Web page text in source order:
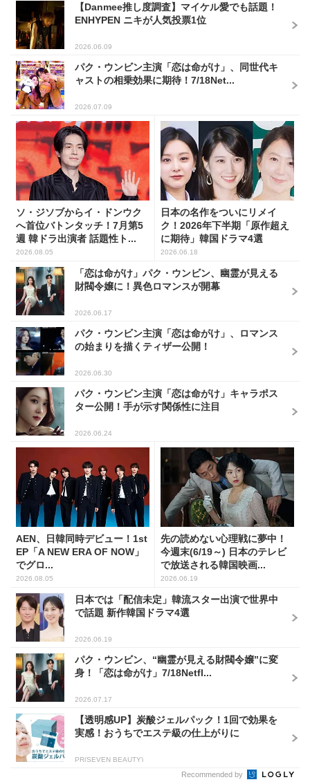
【Danmee推し度調査】マイケル愛でも話題！
ENHYPEN ニキが人気投票1位
2026.06.09
パク・ウンビン主演「恋は命がけ」、同世代キ
ャストの相乗効果に期待！7/18Net...
2026.07.09
ソ・ジソブからイ・ドンウク
へ首位バトンタッチ！7月第5
週 韓ドラ出演者 話題性ト...
2026.08.05
日本の名作をついにリメイ
ク！2026年下半期「原作超え
に期待」韓国ドラマ4選
2026.06.18
「恋は命がけ」パク・ウンビン、幽霊が見える
財閥令嬢に！異色ロマンスが開幕
2026.06.17
パク・ウンビン主演「恋は命がけ」、ロマンス
の始まりを描くティザー公開！
2026.06.30
パク・ウンビン主演「恋は命がけ」キャラポス
ター公開！手が示す関係性に注目
2026.06.24
AEN、日韓同時デビュー！1st
EP「A NEW ERA OF NOW」
でグロ...
2026.08.05
先の読めない心理戦に夢中！
今週末(6/19～) 日本のテレビ
で放送される韓国映画...
2026.06.19
日本では「配信未定」韓流スター出演で世界中
で話題 新作韓国ドラマ4選
2026.06.19
パク・ウンビン、“幽霊が見える財閥令嬢”に変
身！「恋は命がけ」7/18Netfl...
2026.07.17
【透明感UP】炭酸ジェルパック！1回で効果を
実感！おうちでエステ級の仕上がりに
PR(SEVEN BEAUTY)
Recommended by